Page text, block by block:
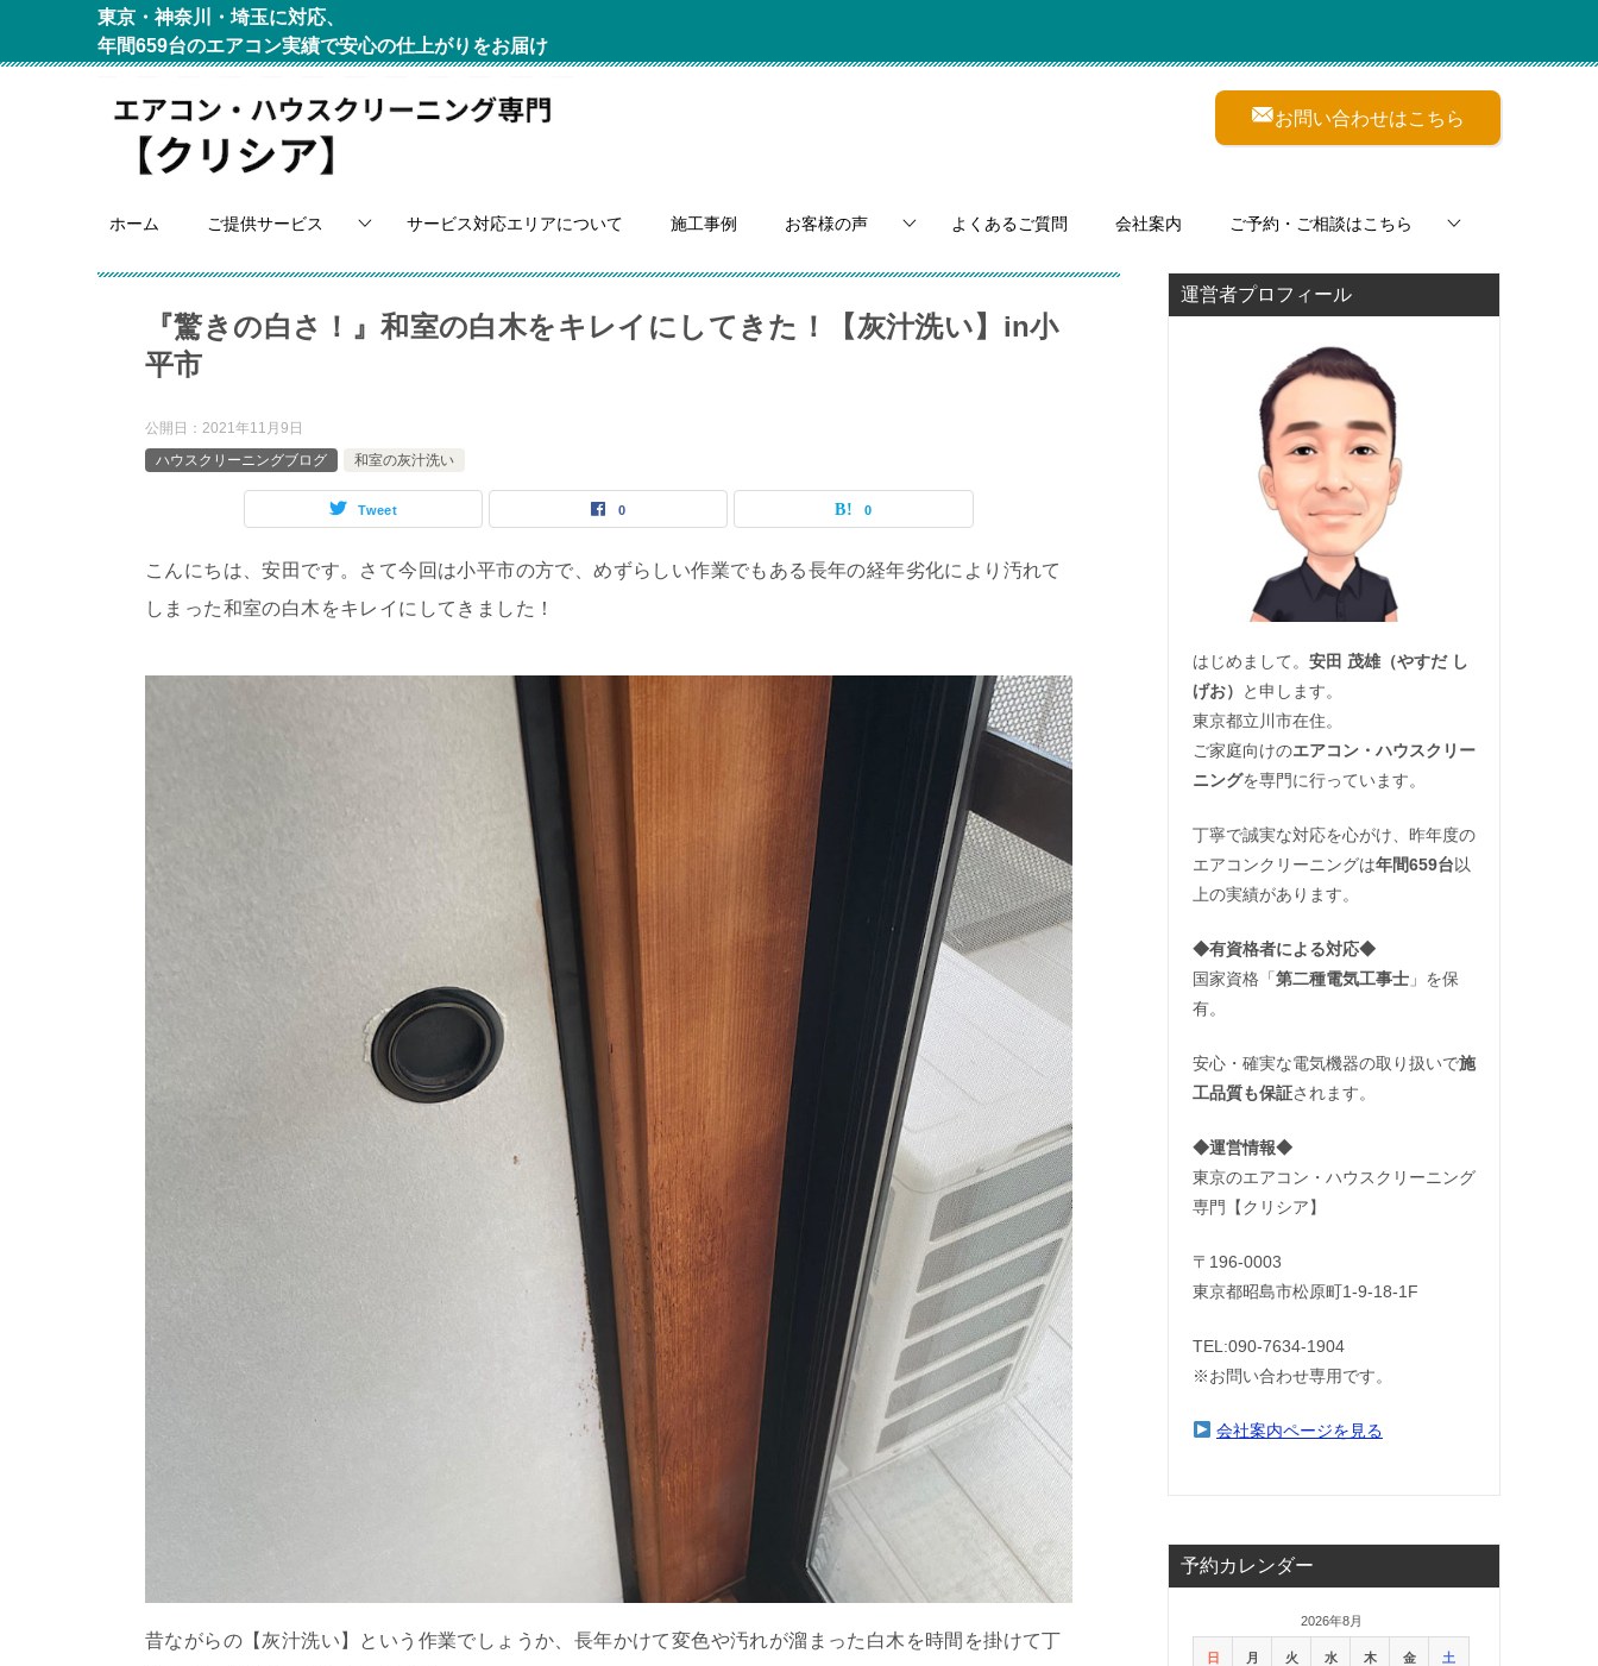
東京・神奈川・埼玉に対応、
年間659台のエアコン実績で安心の仕上がりをお届け
お問い合わせはこちら
ホーム ご提供サービス サービス対応エリアについて 施工事例 お客様の声 よくあるご質問 会社案内 ご予約・ご相談はこちら
『驚きの白さ！』和室の白木をキレイにしてきた！【灰汁洗い】in小
平市
公開日： 2021年11月9日
ハウスクリーニングブログ
和室の灰汁洗い
Tweet 0 0
こんにちは、安田です。さて今回は小平市の方で、めずらしい作業でもある長年の経年劣化により汚れて
しまった和室の白木をキレイにしてきました！
昔ながらの【灰汁洗い】という作業でしょうか、長年かけて変色や汚れが溜まった白木を時間を掛けて丁
運営者プロフィール
はじめまして。 安田 茂雄（やすだ し
げお）
と申します。
東京都立川市在住。
ご家庭向けのエアコン・ハウスクリー
ニングを専門に行っています。
丁寧で誠実な対応を心がけ、昨年度の
エアコンクリーニングは年間659台以
上の実績があります。
◆有資格者による対応◆
国家資格「第二種電気工事士 」を保
有。
安心・確実な電気機器の取り扱いで施
工品質も保証されます。
◆運営情報◆
東京のエアコン・ハウスクリーニング
専門【クリシア】
〒196-0003
東京都昭島市松原町1-9‐18‐1F
TEL:090-7634-1904
※お問い合わせ専用です。
会社案内ページを見る
予約カレンダー
2026年8月
日 月 火 水 木 金 土